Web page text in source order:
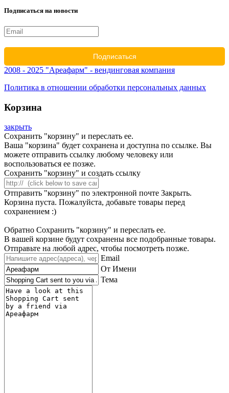
Подписаться на новости
2008 - 2025 "Ареафарм" - вендинговая компания
Политика в отношении обработки персональных данных
Корзина
закрыть
Сохранить "корзину" и переслать ее.
Ваша "корзина" будет сохранена и доступна по ссылке. Вы
можете отправить ссылку любому человеку или
воспользоваться ее позже.
Сохранить "корзину" и создать ссылку
Отправить "корзину" по электронной почте Закрыть.
Корзина пуста. Пожалуйста, добавьте товары перед
сохранением :)
Обратно Сохранить "корзину" и переслать ее.
В вашей корзине будут сохранены все подобранные товары.
Отправьте на любой адрес, чтобы посмотреть позже.
Email
От Имени
Тема